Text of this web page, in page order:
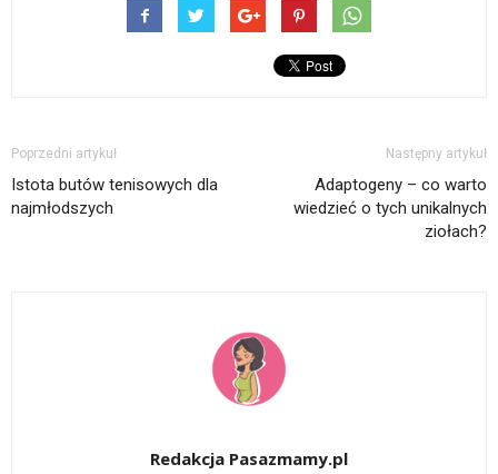
Poprzedni artykuł
Istota butów tenisowych dla
najmłodszych
Następny artykuł
Adaptogeny – co warto
wiedzieć o tych unikalnych
ziołach?
Redakcja Pasazmamy.pl